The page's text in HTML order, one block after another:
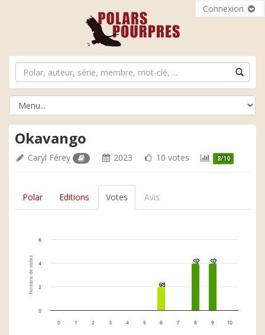
Connexion
Okavango
Caryl Férey 2023 10 votes 8/10
Polar Editions Votes Avis
Nombre de votes 2
2
4
4 4
4
0 1 2 3 4 5 6 7 8 9 10
0
2
4
6